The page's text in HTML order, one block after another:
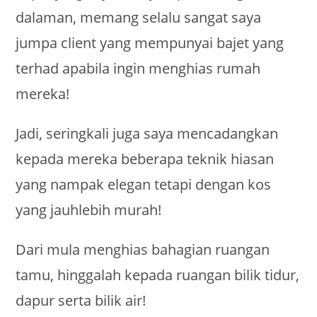
dalaman, memang selalu sangat saya
jumpa client yang mempunyai bajet yang
terhad apabila ingin menghias rumah
mereka!
Jadi, seringkali juga saya mencadangkan
kepada mereka beberapa teknik hiasan
yang nampak elegan tetapi dengan kos
yang jauhlebih murah!
Dari mula menghias bahagian ruangan
tamu, hinggalah kepada ruangan bilik tidur,
dapur serta bilik air!